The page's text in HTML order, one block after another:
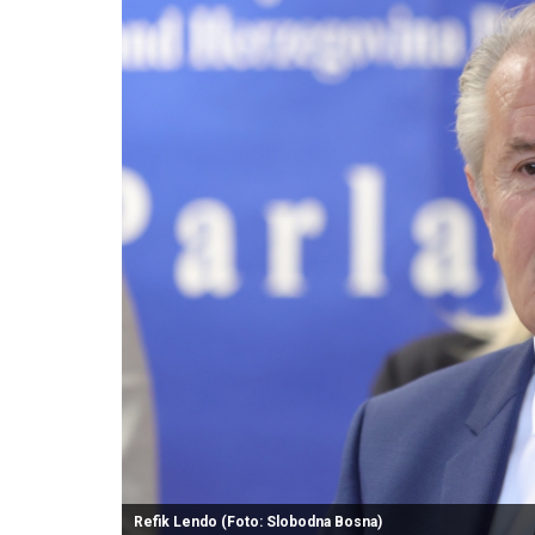
Refik Lendo (Foto: Slobodna Bosna)